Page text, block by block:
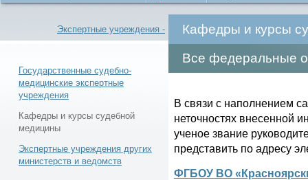
Экспертные учреждения - Кафедры и курсы
Государственные судебно-
медицинские экспертные
учреждения
Кафедры и курсы судебной
медицины
Экспертные учреждения других
министерств и ведомств
Все федеральные
В связи с наполнением
неточностях внесенной
ученое звание
представить по адресу
ФГБОУ ВО